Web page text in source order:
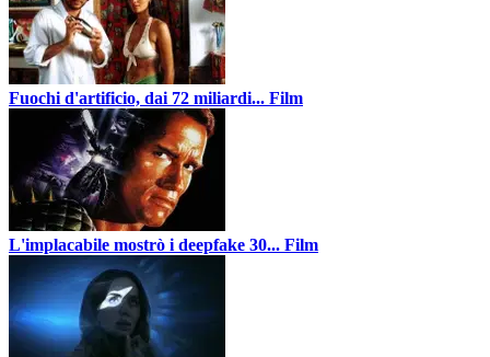
Fuochi d'artificio, dai 72 miliardi... Film
L'implacabile mostrò i deepfake 30... Film